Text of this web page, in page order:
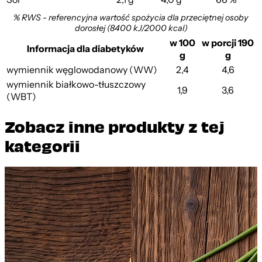
% RWS - referencyjna wartość spożycia dla przeciętnej osoby
dorosłej (8400 kJ/2000 kcal)
Informacja dla diabetyków
w 100
g
w porcji 190
g
wymiennik węglowodanowy (WW)
2,4
4,6
wymiennik białkowo-tłuszczowy
(WBT)
1,9 3,6
Zobacz inne produkty z tej
kategorii